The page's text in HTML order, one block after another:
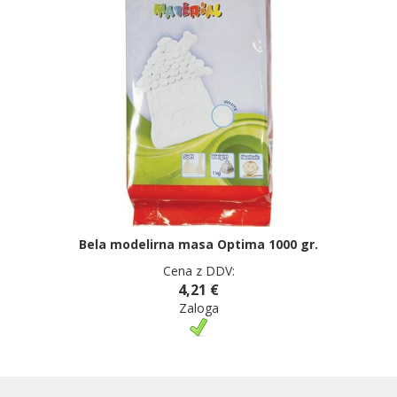
Bela modelirna masa Optima 1000 gr.
Cena z DDV:
4,21 €
Zaloga